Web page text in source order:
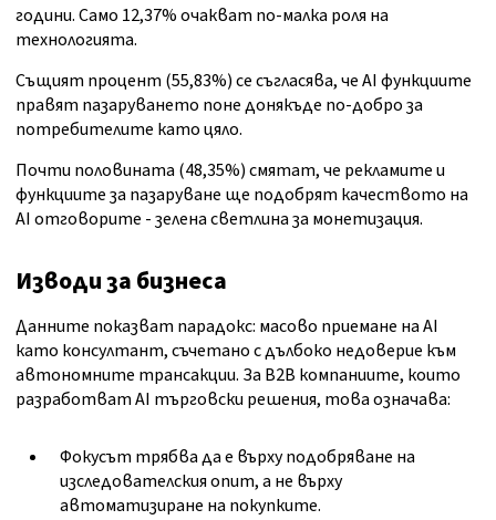
години. Само 12,37% очакват по-малка роля на
технологията.
Същият процент (55,83%) се съгласява, че AI функциите
правят пазаруването поне донякъде по-добро за
потребителите като цяло.
Почти половината (48,35%) смятат, че рекламите и
функциите за пазаруване ще подобрят качеството на
AI отговорите - зелена светлина за монетизация.
Изводи за бизнеса
Данните показват парадокс: масово приемане на AI
като консултант, съчетано с дълбоко недоверие към
автономните трансакции. За B2B компаниите, които
разработват AI търговски решения, това означава:
Фокусът трябва да е върху подобряване на
изследователския опит, а не върху
автоматизиране на покупките.